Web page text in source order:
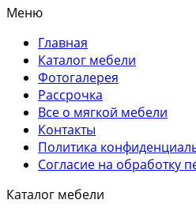
Меню
Главная
Каталог мебели
Фотогалерея
Рассрочка
Все о мягкой мебели
Контакты
Политика
Согласие на обработку
Каталог мебели